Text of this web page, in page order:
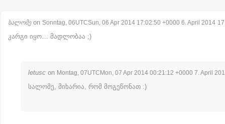
სალომეon Sonntag, 06UTCSun, 06 Apr 2014 17:02:50 +0000 6. April 2014
კარგი იყო… მადლობაა ;)
letusc on Montag, 07UTCMon, 07 Apr 2014 00:21:12 +0000 7. April
სალომე, მიხარია, რომ მოგეწონათ :)